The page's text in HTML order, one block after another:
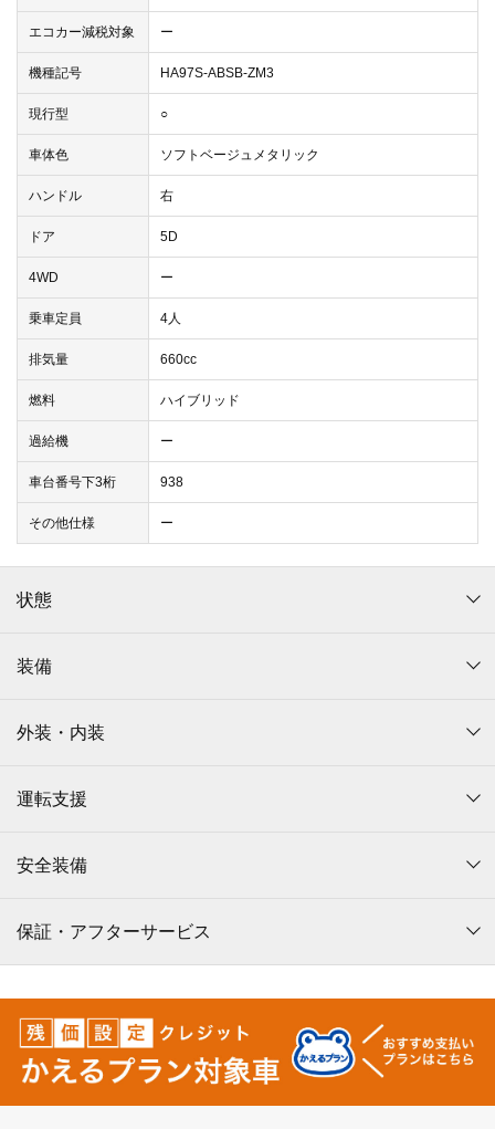
エコカー減税対象 ー
機種記号 HA97S-ABSB-ZM3
現行型 ○
車体色 ソフトベージュメタリック
ハンドル 右
ドア 5D
4WD ー
乗車定員 4人
排気量 660cc
燃料 ハイブリッド
過給機 ー
車台番号下3桁 938
その他仕様 ー
状態
装備
外装・内装
運転支援
安全装備
保証・アフターサービス